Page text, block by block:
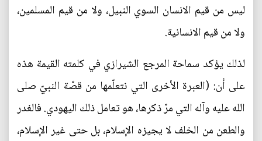
ليس من قيم الانسان السوي النبيل، ولا من قيم المسلمين،
ولا من قيم الانسانية.
لذلك يؤكد سماحة المرجع الشيرازي في كلمته القيمة هذه
على أن: (العبرة الأخرى التي نتعلّمها من قصّة النبيّ صلى
الله عليه وآله التي مرّ ذكرها، هو تعامل ذلك اليهودي. فالغدر
والطعن من الخلف لا يجيزه الإسلام، بل حتى غير الإسلام،